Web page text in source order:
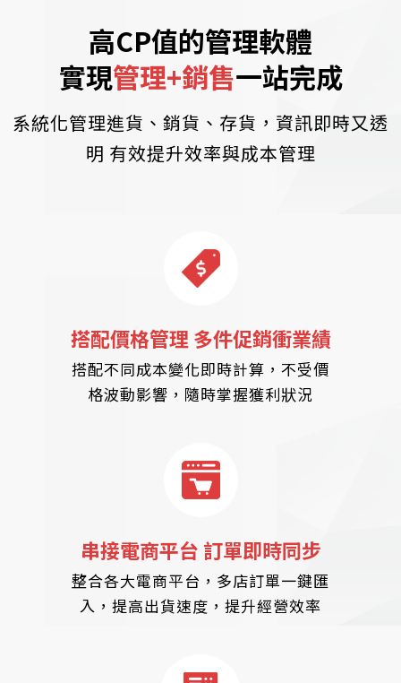
高CP值的管理軟體
實現管理+銷售一站完成
系統化管理進貨、銷貨、存貨，資訊即時又透
明 有效提升效率與成本管理
搭配價格管理 多件促銷衝業績
搭配不同成本變化即時計算，不受價
格波動影響，隨時掌握獲利狀況
串接電商平台 訂單即時同步
整合各大電商平台，多店訂單一鍵匯
入，提高出貨速度，提升經營效率